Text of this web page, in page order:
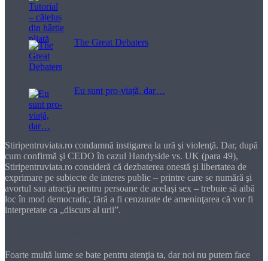
The Great Debaters
Eu sunt pro-viață, dar…
Stiripentruviata.ro condamnă instigarea la ură şi violenţă. Dar, după
cum confirmă şi CEDO în cazul Handyside vs. UK (para 49),
Stiripentruviata.ro consideră că dezbaterea onestă şi libertatea de
exprimare pe subiecte de interes public – printre care se numără şi
avortul sau atracţia pentru persoane de acelaşi sex – trebuie să aibă
loc în mod democratic, fără a fi cenzurate de ameninţarea că vor fi
interpretate ca „discurs al urii”.
Foarte multă lume se bate pentru atenţia ta, dar noi nu putem face